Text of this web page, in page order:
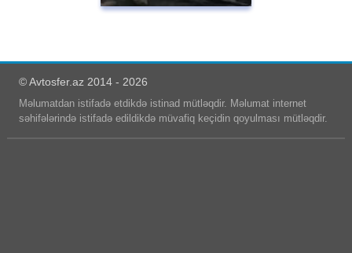
© Avtosfer.az 2014 - 2026
Məlumatdan istifadə etdikdə istinad mütləqdir. Məlumat internet
səhifələrində istifadə edildikdə müvafiq keçidin qoyulması mütləqdir.